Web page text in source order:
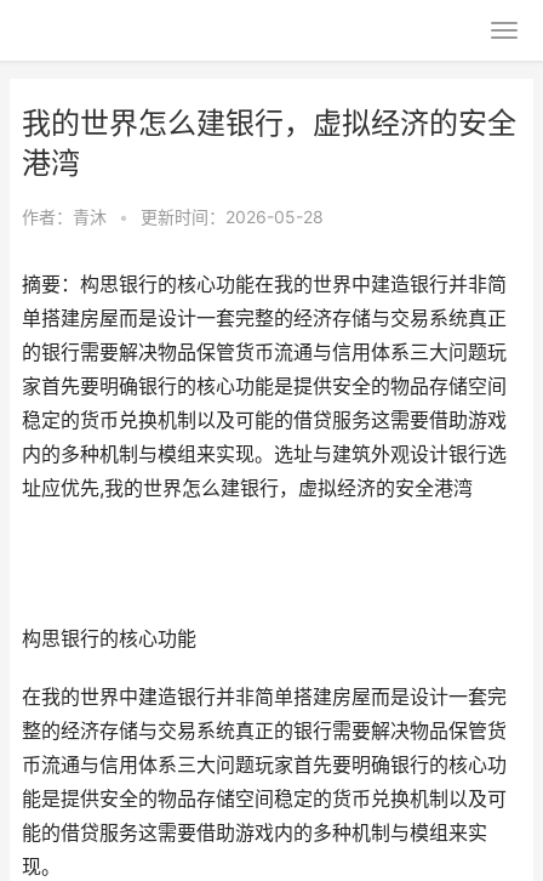
我的世界怎么建银行，虚拟经济的安全
港湾
作者： 青沐 • 更新时间：2026-05-28
摘要：构思银行的核心功能在我的世界中建造银行并非简
单搭建房屋而是设计一套完整的经济存储与交易系统真正
的银行需要解决物品保管货币流通与信用体系三大问题玩
家首先要明确银行的核心功能是提供安全的物品存储空间
稳定的货币兑换机制以及可能的借贷服务这需要借助游戏
内的多种机制与模组来实现。选址与建筑外观设计银行选
址应优先,我的世界怎么建银行，虚拟经济的安全港湾
构思银行的核心功能
在我的世界中建造银行并非简单搭建房屋而是设计一套完
整的经济存储与交易系统真正的银行需要解决物品保管货
币流通与信用体系三大问题玩家首先要明确银行的核心功
能是提供安全的物品存储空间稳定的货币兑换机制以及可
能的借贷服务这需要借助游戏内的多种机制与模组来实
现。